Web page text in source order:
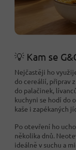
💡 Kam se
Nejčastěji ho
do cereálií, připrav
do palačinek,
kuchyni se hodí do
kaše i zapékaných
Po otevření ho
několika dnů.
ideálně v suchu a